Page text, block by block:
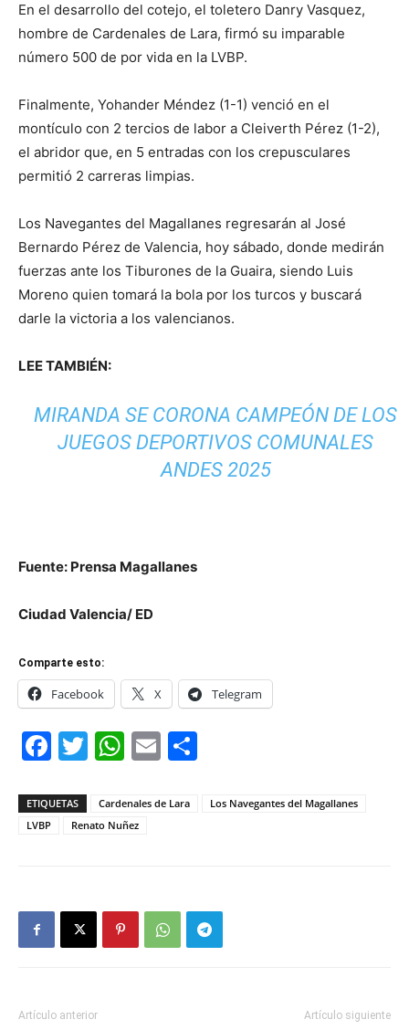
En el desarrollo del cotejo, el toletero Danry Vasquez,
hombre de Cardenales de Lara, firmó su imparable
número 500 de por vida en la LVBP.
Finalmente, Yohander Méndez (1-1) venció en el
montículo con 2 tercios de labor a Cleiverth Pérez (1-2),
el abridor que, en 5 entradas con los crepusculares
permitió 2 carreras limpias.
Los Navegantes del Magallanes regresarán al José
Bernardo Pérez de Valencia, hoy sábado, donde medirán
fuerzas ante los Tiburones de la Guaira, siendo Luis
Moreno quien tomará la bola por los turcos y buscará
darle la victoria a los valencianos.
LEE TAMBIÉN:
MIRANDA SE CORONA CAMPEÓN DE LOS
JUEGOS DEPORTIVOS COMUNALES
ANDES 2025
Fuente: Prensa Magallanes
Ciudad Valencia/ ED
Comparte esto:
Facebook X Telegram
Facebook
Twitter
WhatsApp
Email
ETIQUETAS Cardenales de Lara
Los Navegantes del Magallanes
LVBP
Renato Nuñez
Artículo anterior Artículo siguiente